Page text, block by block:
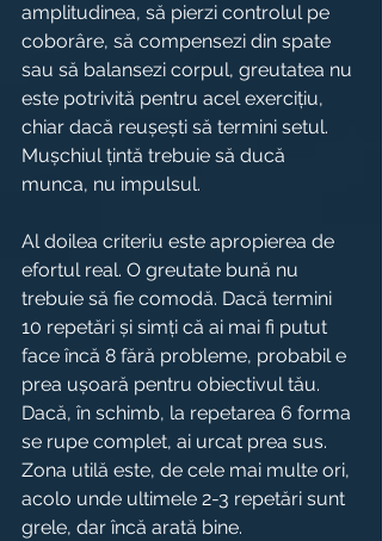
amplitudinea, să pierzi controlul pe
coborâre, să compensezi din spate
sau să balansezi corpul, greutatea nu
este potrivită pentru acel exercițiu,
chiar dacă reușești să termini setul.
Mușchiul țintă trebuie să ducă
munca, nu impulsul.
Al doilea criteriu este apropierea de
efortul real. O greutate bună nu
trebuie să fie comodă. Dacă termini
10 repetări și simți că ai mai fi putut
face încă 8 fără probleme, probabil e
prea ușoară pentru obiectivul tău.
Dacă, în schimb, la repetarea 6 forma
se rupe complet, ai urcat prea sus.
Zona utilă este, de cele mai multe ori,
acolo unde ultimele 2-3 repetări sunt
grele, dar încă arată bine.